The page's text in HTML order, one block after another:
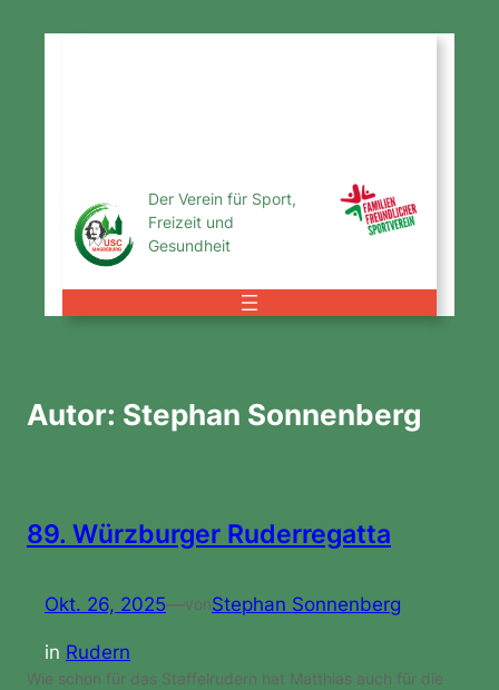
Der Verein für Sport,
Freizeit und
Gesundheit
Autor: Stephan Sonnenberg
89. Würzburger Ruderregatta
Okt. 26, 2025—vonStephan Sonnenberg
in Rudern
Wie schon für das Staffelrudern hat Matthias auch für die